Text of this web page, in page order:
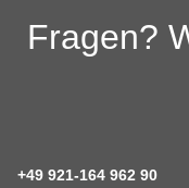
Fragen?
+49 921-164 962 90